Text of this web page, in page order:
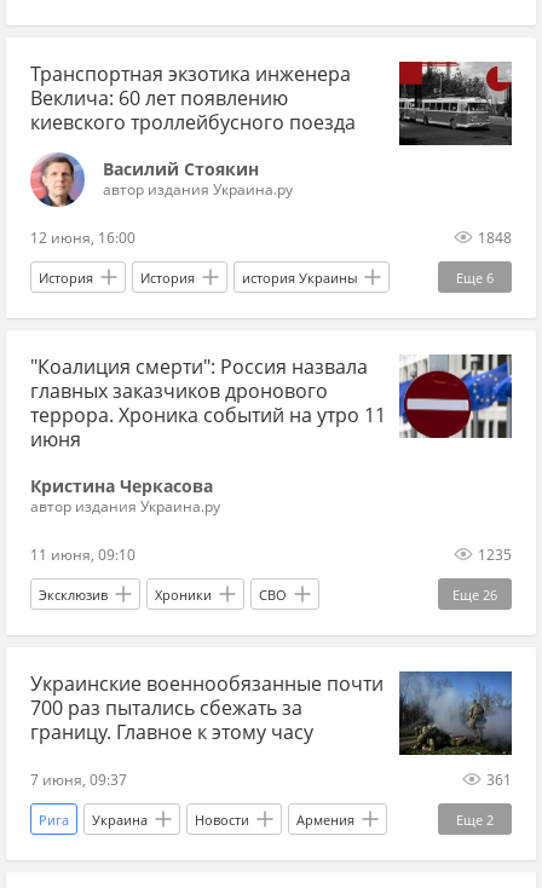
Франция Филипп Киркоров
Алла Пугачева Владимир Зеленский
Транспортная экзотика инженера
Веклича: 60 лет появлению
киевского троллейбусного поезда
Василий Стоякин
автор издания Украина.ру
12 июня, 16:00 1848
Еще 6
История История история Украины
история СССР троллейбус Киев
СССР ГАИ Ленинград
"Коалиция смерти": Россия назвала
главных заказчиков дронового
террора. Хроника событий на утро 11
июня
Кристина Черкасова
автор издания Украина.ру
11 июня, 09:10 1235
Еще 26
Эксклюзив Хроники СВО
сводка СВО новости СВО Россия
новости СВО сейчас новости СВО
Вооруженные силы Украины Россия
Спецоперация Иран Тегеран США
Украинские военнообязанные почти
700 раз пытались сбежать за
границу. Главное к этому часу
7 июня, 09:37 361
Еще 2
Рига Украина Новости Армения
Виталий Кличко Украина.ру